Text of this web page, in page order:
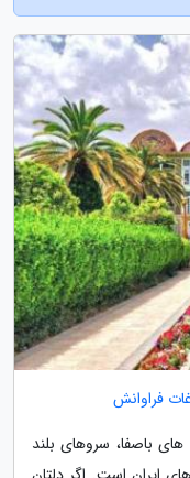
فراوانش
های باصفا، سروهای بلند